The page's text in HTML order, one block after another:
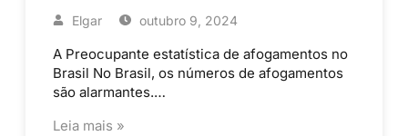
Elgar outubro 9, 2024
A Preocupante estatística de afogamentos no
Brasil No Brasil, os números de afogamentos
são alarmantes.…
Leia mais »